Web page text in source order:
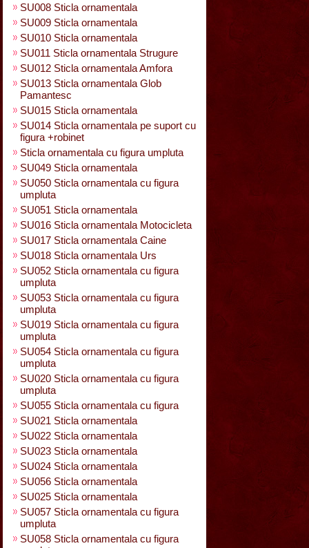
SU008 Sticla ornamentala
SU009 Sticla ornamentala
SU010 Sticla ornamentala
SU011 Sticla ornamentala Strugure
SU012 Sticla ornamentala Amfora
SU013 Sticla ornamentala Glob
Pamantesc
SU015 Sticla ornamentala
SU014 Sticla ornamentala pe suport cu
figura +robinet
Sticla ornamentala cu figura umpluta
SU049 Sticla ornamentala
SU050 Sticla ornamentala cu figura
umpluta
SU051 Sticla ornamentala
SU016 Sticla ornamentala Motocicleta
SU017 Sticla ornamentala Caine
SU018 Sticla ornamentala Urs
SU052 Sticla ornamentala cu figura
umpluta
SU053 Sticla ornamentala cu figura
umpluta
SU019 Sticla ornamentala cu figura
umpluta
SU054 Sticla ornamentala cu figura
umpluta
SU020 Sticla ornamentala cu figura
umpluta
SU055 Sticla ornamentala cu figura
SU021 Sticla ornamentala
SU022 Sticla ornamentala
SU023 Sticla ornamentala
SU024 Sticla ornamentala
SU056 Sticla ornamentala
SU025 Sticla ornamentala
SU057 Sticla ornamentala cu figura
umpluta
SU058 Sticla ornamentala cu figura